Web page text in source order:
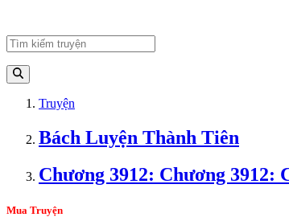
Truyện
Bách Luyện Thành Tiên
Chương 3912: Chương
Mua Truyện